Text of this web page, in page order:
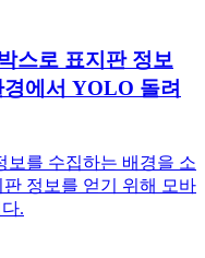
스로 표지판 정보
에서 YOLO 돌려
보를 수집하는 배경을 소
정보를 얻기 위해 모바
.